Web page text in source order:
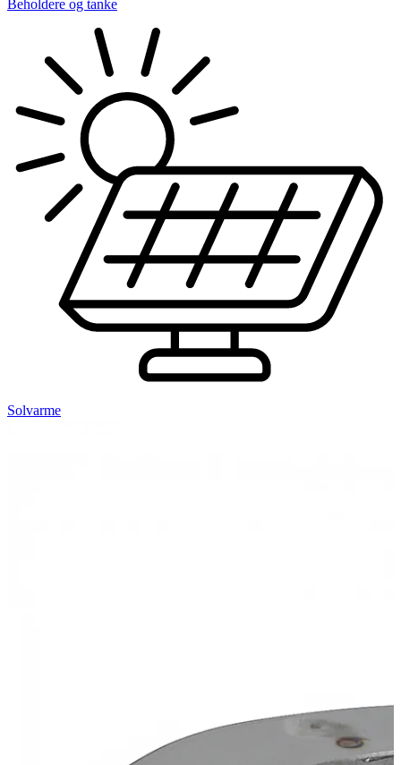
Beholdere og tanke
Solvarme